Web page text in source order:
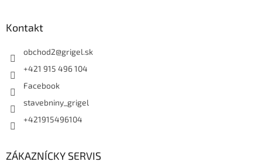
Kontakt
obchod2@grigel.sk
+421 915 496 104
Facebook
stavebniny_grigel
+421915496104
ZÁKAZNÍCKY SERVIS